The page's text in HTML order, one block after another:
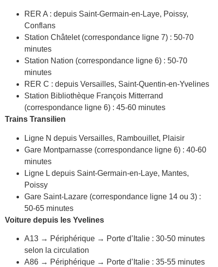
RER A : depuis Saint-Germain-en-Laye, Poissy,
Conflans
Station Châtelet (correspondance ligne 7) : 50-70
minutes
Station Nation (correspondance ligne 6) : 50-70
minutes
RER C : depuis Versailles, Saint-Quentin-en-Yvelines
Station Bibliothèque François Mitterrand
(correspondance ligne 6) : 45-60 minutes
Trains Transilien
Ligne N depuis Versailles, Rambouillet, Plaisir
Gare Montparnasse (correspondance ligne 6) : 40-60
minutes
Ligne L depuis Saint-Germain-en-Laye, Mantes,
Poissy
Gare Saint-Lazare (correspondance ligne 14 ou 3) :
50-65 minutes
Voiture depuis les Yvelines
A13 → Périphérique → Porte d’Italie : 30-50 minutes
selon la circulation
A86 → Périphérique → Porte d’Italie : 35-55 minutes